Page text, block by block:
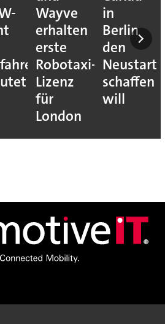
Wayve
erhalten
erste
Robotaxi-
Lizenz
für
London
in
Berlin
den
Neustart
schaffen
will